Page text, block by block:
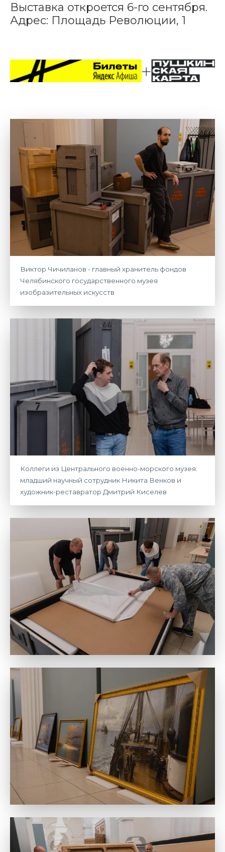
Выставка откроется 6-го сентября.
Адрес: Площадь Революции, 1
Виктор Чичиланов - главный хранитель фондов
Челябинского государственного музея
изобразительных искусств
Коллеги из Центрального военно-морского музея:
младший научный сотрудник Никита Венков и
художник-реставратор Дмитрий Киселев